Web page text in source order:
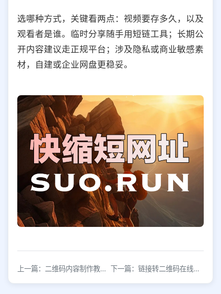
选哪种方式，关键看两点：视频要存多久，以及
观看者是谁。临时分享随手用短链工具；长期公
开内容建议走正规平台；涉及隐私或商业敏感素
材，自建或企业网盘更稳妥。
上一篇：二维码内容制作教程：从生成到编辑的完整指南 下一篇：链接转二维码在线生成方法，快速把网址转成二维码